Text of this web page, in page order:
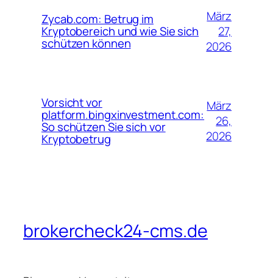
Zycab.com: Betrug im
Kryptobereich und wie Sie sich
schützen können
März
27,
2026
Vorsicht vor
platform.bingxinvestment.com:
So schützen Sie sich vor
Kryptobetrug
März
26,
2026
brokercheck24-cms.de